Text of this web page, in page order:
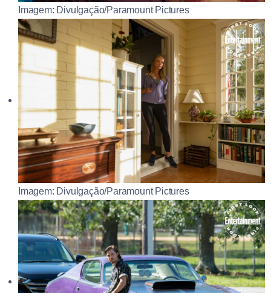
Imagem: Divulgação/Paramount Pictures
Imagem: Divulgação/Paramount Pictures